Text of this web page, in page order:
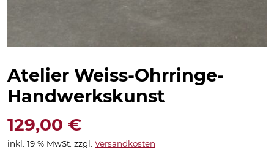
Atelier Weiss-Ohrringe-
Handwerkskunst
129,00 €
inkl. 19 % MwSt. zzgl. Versandkosten